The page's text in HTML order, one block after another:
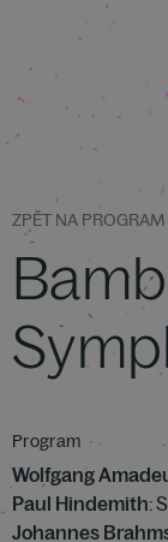
ZPĚT NA PROGRAM
Program
Wolfgang
Paul Hindemith:
Johannes